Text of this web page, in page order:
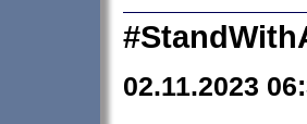
02.11.2023